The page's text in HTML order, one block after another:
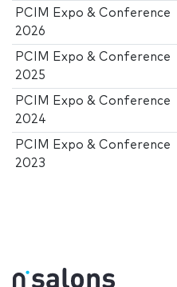
PCIM Expo & Conference
2026
PCIM Expo & Conference
2025
PCIM Expo & Conference
2024
PCIM Expo & Conference
2023